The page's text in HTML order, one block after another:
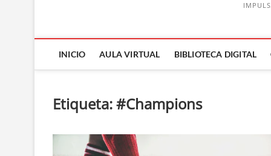
INICIO AULA VIRTUAL BIBLIOTECA DIGITAL
Etiqueta:#Champions